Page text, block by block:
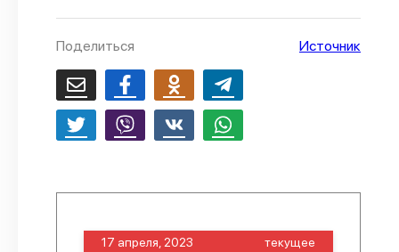
О проекте
Политика конфиденциальности
Поделиться Источник
17 апреля, 2023 текущее